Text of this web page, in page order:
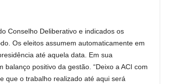
Conselho Deliberativo e indicados os
Os eleitos assumem automaticamente em
até aquela data. Em sua
positivo da gestão. “Deixo a ACI com
que o trabalho realizado até aqui será